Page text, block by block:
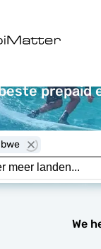
prepaid
We